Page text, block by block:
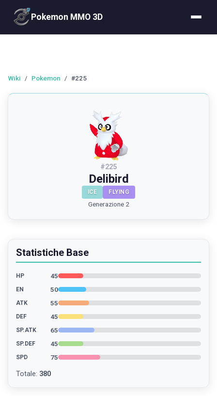
Pokemon MMO 3D
Wiki / Pokemon / #225
#225
Delibird
ICE FLYING
Generazione 2
Statistiche Base
HP 45
EN 50
ATK 55
DEF 45
SP.ATK 65
SP.DEF 45
SPD 75
Totale: 380